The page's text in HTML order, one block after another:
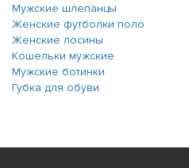
Мужские шлепанцы
Женские футболки поло
Женские лосины
Кошельки мужские
Мужские ботинки
Губка для обуви